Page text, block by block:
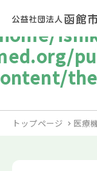
トップページ 医療